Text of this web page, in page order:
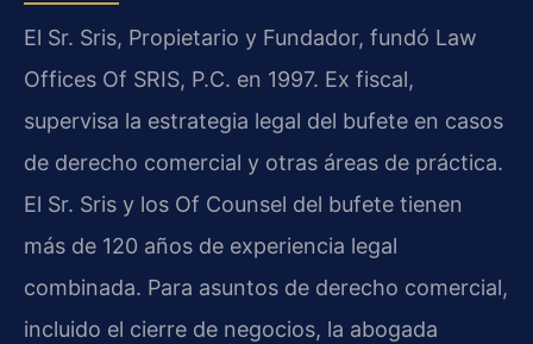
El Sr. Sris, Propietario y Fundador, fundó Law
Offices Of SRIS, P.C. en 1997. Ex fiscal,
supervisa la estrategia legal del bufete en casos
de derecho comercial y otras áreas de práctica.
El Sr. Sris y los Of Counsel del bufete tienen
más de 120 años de experiencia legal
combinada. Para asuntos de derecho comercial,
incluido el cierre de negocios, la abogada